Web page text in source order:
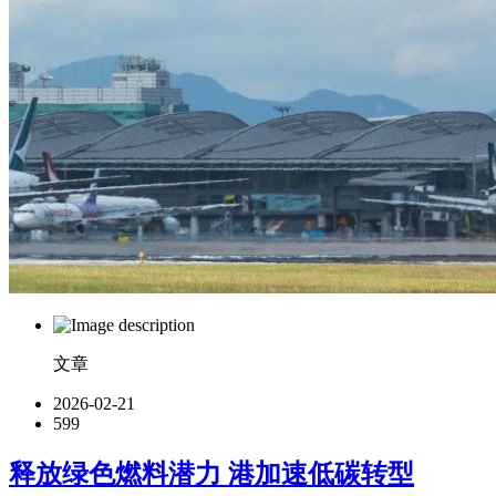
文章
2026-02-21
599
释放绿色燃料潜力 港加速低碳转型